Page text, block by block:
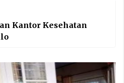
Kantor Kesehatan